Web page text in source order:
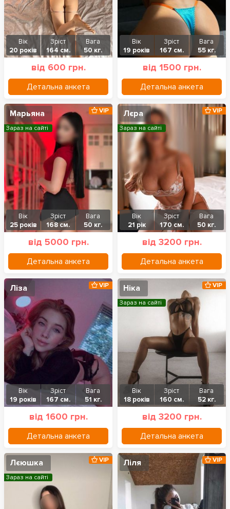
Вік
20 років
Зріст
164 см.
Вага
50 кг.
від 600 грн.
Детальна анкета
Вік
19 років
Зріст
167 см.
Вага
55 кг.
від 1500 грн.
Детальна анкета
Марьяна
Вік
25 років
Зріст
168 см.
Вага
50 кг.
від 5000 грн.
Детальна анкета
VIP
Зараз на сайті
Лєра
Вік
21 рік
Зріст
170 см.
Вага
50 кг.
від 3200 грн.
Детальна анкета
VIP
Зараз на сайті
Ліза
Вік
19 років
Зріст
167 см.
Вага
51 кг.
від 1600 грн.
Детальна анкета
VIP Ніка
Вік
18 років
Зріст
160 см.
Вага
52 кг.
від 3200 грн.
Детальна анкета
VIP
Зараз на сайті
Лєюшка VIP
Зараз на сайті
Ліля VIP